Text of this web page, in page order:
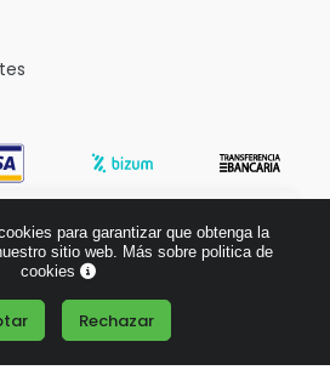
en 1771 opiniones >
para garantizar que obtenga la
sitio web. Más sobre politica de
cookies
Rechazar